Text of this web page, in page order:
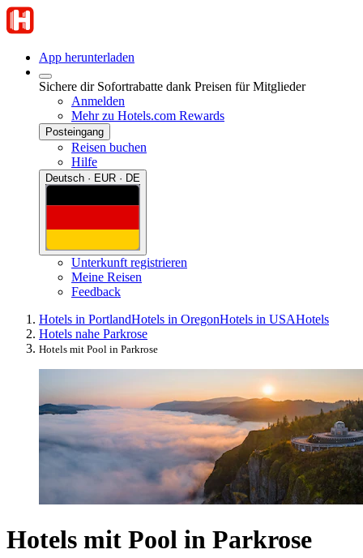
App herunterladen
Sichere dir Sofortrabatte dank Preisen für Mitglieder
Anmelden
Mehr zu Hotels.com Rewards
Posteingang
Reisen buchen
Hilfe
Deutsch · EUR · DE
Unterkunft registrieren
Meine Reisen
Feedback
Hotels in PortlandHotels in OregonHotels in USAHotels
Hotels nahe Parkrose
Hotels mit Pool in Parkrose
Hotels mit Pool in Parkrose